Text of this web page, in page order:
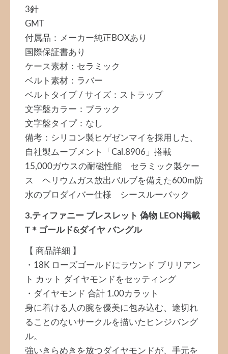
3針
GMT
付属品：メーカー純正BOXあり
国際保証書あり
ケース素材：セラミック
ベルト素材：ラバー
ベルトタイプ / サイズ：ストラップ
文字盤カラー：ブラック
文字盤タイプ：なし
備考：シリコン製ヒゲゼンマイを採用した、
自社製ムーブメント「Cal.8906」搭載
15,000ガウスの耐磁性能 セラミック製ケー
ス ヘリウムガス放出バルブを備えた600m防
水のプロダイバー仕様 シースルーバック
3.ティファニー ブレスレット 偽物 LEON掲載
T＊ゴールド&ダイヤ バングル
【 商品詳細 】
・18K ローズゴールドにラウンド ブリリアン
ト カット ダイヤモンドをセッティング
・ダイヤモンド 合計 1.00カラット
身に着ける人の腕を優美に包み込む、途切れ
ることのないサークルを描いたヒンジバング
ル。
強いきらめきを放つダイヤモンドが、手元を